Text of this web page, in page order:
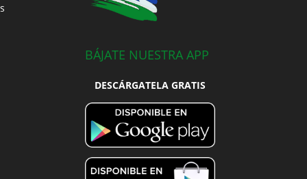
BÁJATE NUESTRA APP
DESCÁRGATELA GRATIS